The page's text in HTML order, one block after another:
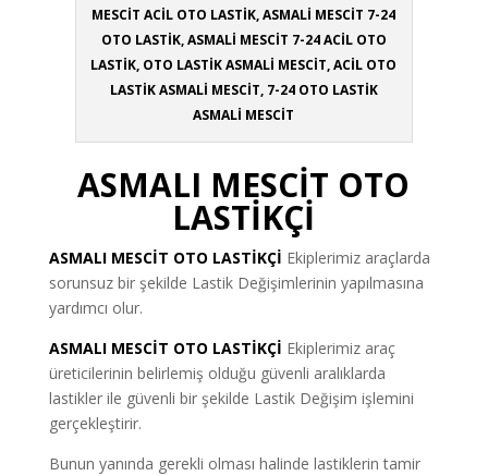
MESCİT ACİL OTO LASTİK, ASMALİ MESCİT 7-24
OTO LASTİK, ASMALİ MESCİT 7-24 ACİL OTO
LASTİK, OTO LASTİK ASMALİ MESCİT, ACİL OTO
LASTİK ASMALİ MESCİT, 7-24 OTO LASTİK
ASMALİ MESCİT
ASMALI MESCİT OTO
LASTİKÇİ
ASMALI MESCİT OTO LASTİKÇİ Ekiplerimiz araçlarda
sorunsuz bir şekilde Lastik Değişimlerinin yapılmasına
yardımcı olur.
ASMALI MESCİT OTO LASTİKÇİ Ekiplerimiz araç
üreticilerinin belirlemiş olduğu güvenli aralıklarda
lastikler ile güvenli bir şekilde Lastik Değişim işlemini
gerçekleştirir.
Bunun yanında gerekli olması halinde lastiklerin tamir